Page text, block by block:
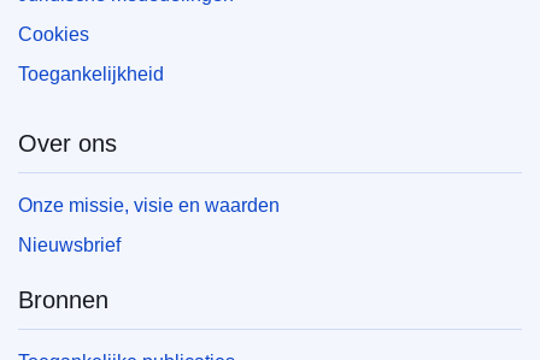
Cookies
Toegankelijkheid
Over ons
Onze missie, visie en waarden
Nieuwsbrief
Bronnen